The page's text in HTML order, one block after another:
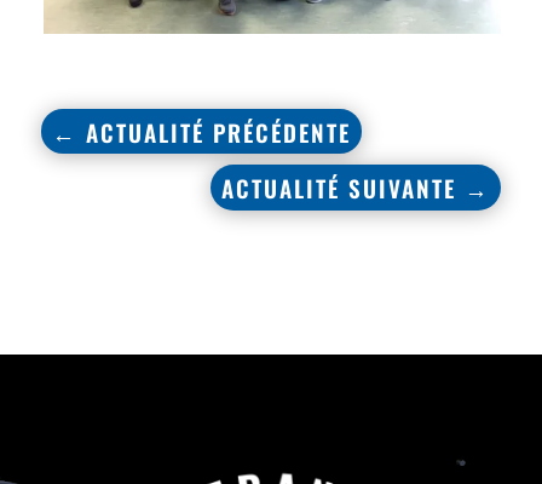
← ACTUALITÉ PRÉCÉDENTE
ACTUALITÉ SUIVANTE →